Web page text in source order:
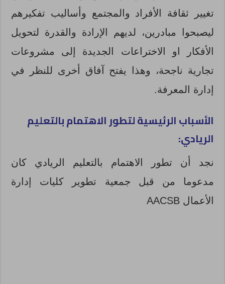
تغيير ثقافة الأفراد والمجتمع وأساليب تفكيرهم
ليصبحوا مبادرين، لديهم الإرادة والقدرة لتحويل
الأفكار او الاختراعات الجديدة إلى مشروعات
تجارية ناجحة، وهذا يفتح آفاق أخرى للنظر في
إدارة المعرفة.
الأسباب الرئيسية لتطور الاهتمام بالتعليم
الريادي:
نجد أن تطور الاهتمام بالتعليم الريادي كان
مدعوما من قبل جمعية تطوير كليات إدارة
الأعمال AACSB